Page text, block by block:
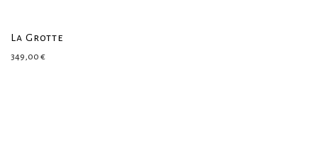
La Grotte
349,00 €